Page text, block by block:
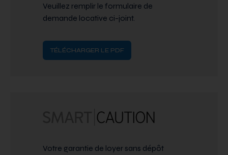
Veuillez remplir le formulaire de
demande locative ci-joint.
TÉLÉCHARGER LE PDF
Votre garantie de loyer sans dépôt